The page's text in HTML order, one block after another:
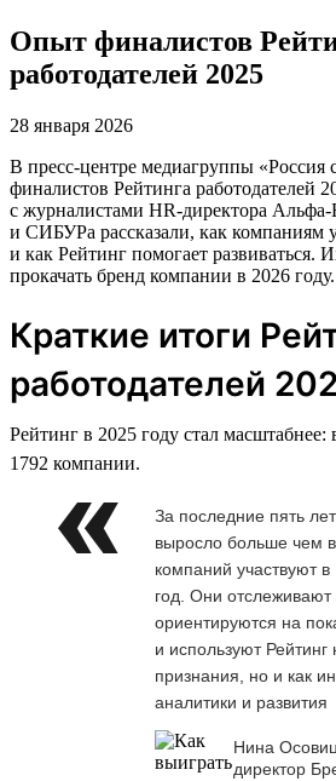
Опыт финалистов
работодателей 2025
28 января 2026
В пресс-центре медиагруппы «Россия
финалистов Рейтинга работодателей
с журналистами HR-директора
и СИБУРа рассказали, как компаниям
и как Рейтинг помогает развиваться.
прокачать бренд компании в 2026 году.
Краткие итоги
работодателей
Рейтинг в 2025 году стал
1792 компании.
За последние пять
выросло больше чем
компаний участвуют
год. Они отслеживают
ориентируются на
и используют Рейтинг
признания, но и как
аналитики и развития
Нина
директор